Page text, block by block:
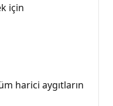
için
harici aygıtların